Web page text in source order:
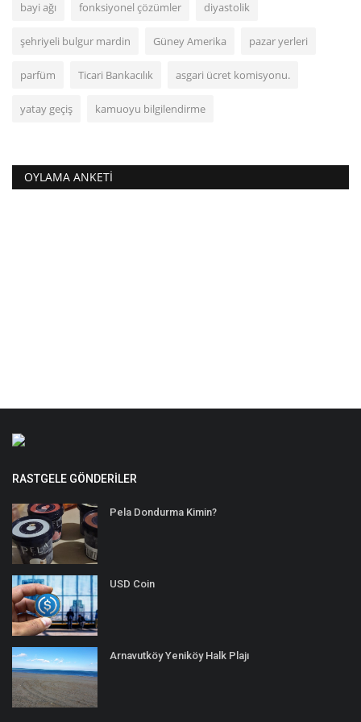
bayi ağı fonksiyonel çözümler diyastolik
şehriyeli bulgur mardin Güney Amerika pazar yerleri
parfüm Ticari Bankacılık asgari ücret komisyonu.
yatay geçiş kamuoyu bilgilendirme
OYLAMA ANKETI
RASTGELE GÖNDERILER
Pela Dondurma Kimin?
USD Coin
Arnavutköy Yeniköy Halk Plajı